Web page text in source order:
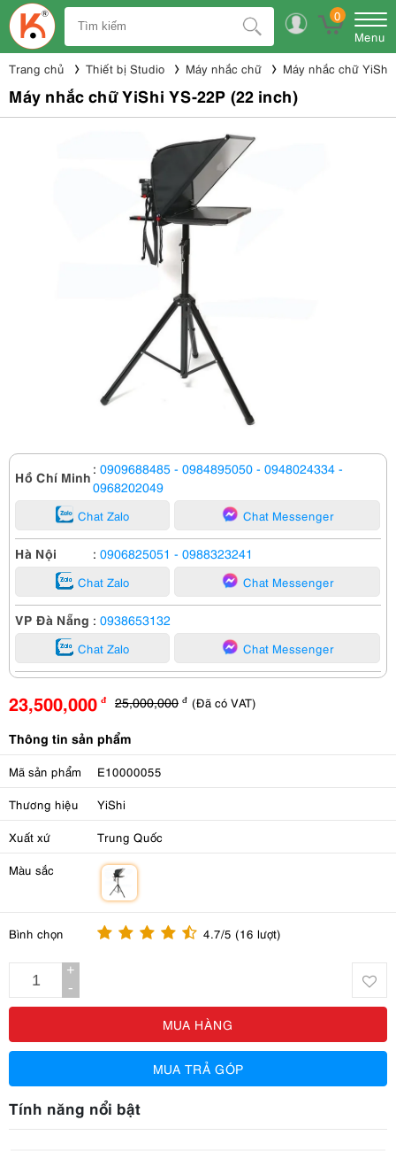
0
Menu
Trang chủ Thiết bị Studio Máy nhắc chữ Máy nhắc chữ YiShi
Máy nhắc chữ YiShi YS-22P (22 inch)
Hồ Chí Minh : 0909688485 - 0984895050 - 0948024334 -
0968202049
Chat Zalo Chat Messenger
Hà Nội : 0906825051 - 0988323241
Chat Zalo Chat Messenger
VP Đà Nẵng : 0938653132
Chat Zalo Chat Messenger
23,500,000 đ 25,000,000 đ (Đã có VAT)
Thông tin sản phẩm
Mã sản phẩm E10000055
Thương hiệu YiShi
Xuất xứ Trung Quốc
Màu sắc
Bình chọn 4.7/5 (16 lượt)
+
-
MUA HÀNG
MUA TRẢ GÓP
Tính năng nổi bật